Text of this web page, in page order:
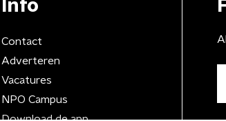
Info
Contact
Adverteren
Vacatures
NPO Campus
Download de app